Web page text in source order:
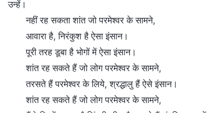
उन्हें।
नहीं रह सकता शांत जो परमेश्वर के सामने,
आवारा है, निरंकुश है ऐसा इंसान।
पूरी तरह डूबा है भोगों में ऐसा इंसान।
शांत रह सकते हैं जो लोग परमेश्वर के सामने,
तरसते हैं परमेश्वर के लिये, श्रद्धालु हैं ऐसे इंसान।
शांत रह सकते हैं जो लोग परमेश्वर के सामने,